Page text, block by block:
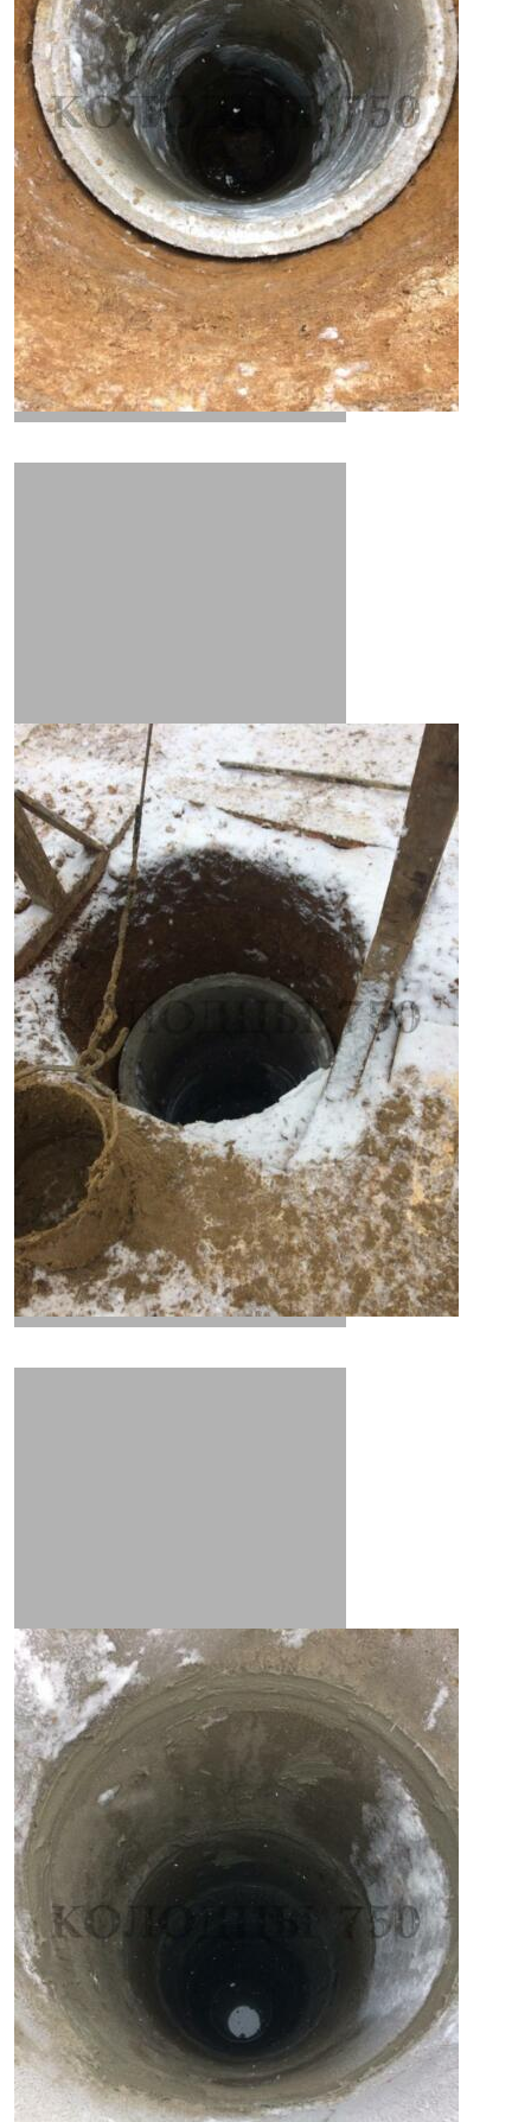
ЖБ крышка для клодца отмостка вокруг колодца
Шахтные колодцы утепление колодцев
колодезные насосы Геологическая разведка
Армированное ЖБ кольцо
гидротехнические сооружения
осиновый донный щит в районе
надежные медные маятники
Профессиональный монтаж системы
Поиск воды рамкой Уровень грунтовых вод
инженерные коммуникации
шахты колодцев глубины под бурение
Дренаж участка вывоз грунта
Поиск водоносного слоя Колодец на плывуне
Заказ колодца колодец под ключ
выкопать колодец донный фильтр
монтаж кессона кольца жби
заделка швов глиняный замок
Прокладка труб из колодца
эксплуатация колодца геодезические условия
срок службы колодца водоносный горизонт
структура шахты колодца водоносная жила
Бесплатная консультация
Профессиональные колодезники
источник воды на даче
Скрепление стыков скобами Герметизация швов